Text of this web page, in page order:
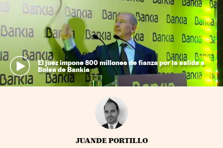
El juez impone 800 millones de fianza por la salida a
Bolsa de Bankia
JUANDE PORTILLO